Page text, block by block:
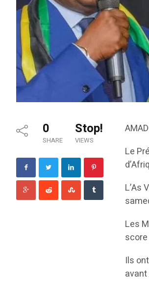
0
SHARE
Stop!
VIEWS
Le
L’As
Les
Ils